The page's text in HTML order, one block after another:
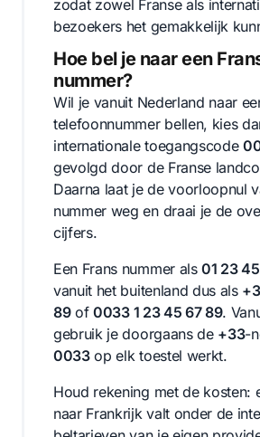
zodat zowel Franse als
bezoekers het gemakkelijk
Hoe bel je naar een
nummer?
Wil je vanuit Nederland naar
telefoonnummer bellen, kies
internationale toegangscode
gevolgd door de Franse
Daarna laat je de voorloopnul
nummer weg en draai je de
cijfers.
Een Frans nummer als01 23
vanuit het buitenland dus als
89of0033 1 23 45 67 89.
gebruik je doorgaans de +33-
0033op elk toestel werkt.
Houd rekening met de kosten:
naar Frankrijk valt onder de